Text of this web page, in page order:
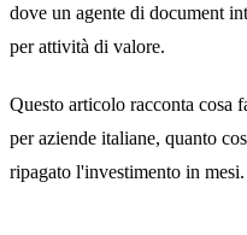
dove un agente di document
per attività di valore.
Questo articolo racconta cosa
per aziende italiane, quanto
ripagato l'investimento in mesi.